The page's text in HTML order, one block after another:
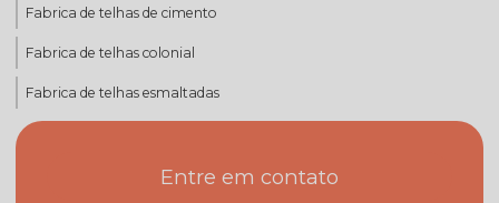
Fabrica de telhas de cimento
Fabrica de telhas colonial
Fabrica de telhas esmaltadas
Fabrica de telhas minas geraisEntre em contato